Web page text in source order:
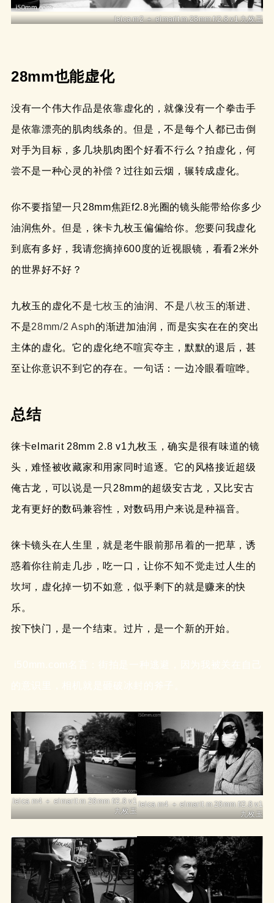
leica m2 ＋ elmarit m 28mm f/2.8 v1 九枚玉
28mm也能虚化
没有一个伟大作品是依靠虚化的，就像没有一个拳击手
是依靠漂亮的肌肉线条的。但是，不是每个人都已击倒
对手为目标，多几块肌肉图个好看不行么？拍虚化，何
尝不是一种心灵的补偿？过往如云烟，辗转成虚化。
你不要指望一只28mm焦距f2.8光圈的镜头能带给你多少
油润焦外。但是，徕卡九枚玉偏偏给你。您要问我虚化
到底有多好，我请您摘掉600度的近视眼镜，看看2米外
的世界好不好？
九枚玉的虚化不是七枚玉 的油润、不是 八枚玉 的渐进、
不是28mm/2 Asph的渐进加油润，而是实实在在的突出
主体的虚化。它的虚化绝不喧宾夺主，默默的退后，甚
至让你意识不到它的存在。一句话：一边冷眼看喧哗。
总结
徕卡elmarit 28mm 2.8 v1九枚玉，确实是很有味道的镜
头，难怪被收藏家和用家同时追逐。它的风格接近超级
俺古龙，可以说是一只28mm的超级安古龙，又比安古
龙有更好的数码兼容性，对数码用户来说是种福音。
徕卡镜头在人生里，就是老牛眼前那吊着的一把草，诱
惑着你往前走几步，吃一口，让你不知不觉走过人生的
坎坷，虚化掉一切不如意，似乎剩下的就是赚来的快
乐。
按下快门，是一个结束。过片，是一个新的开始。
leica m4 ＋ elmarit m 28mm f/2.8 v1
九枚玉
leica m4 ＋ elmarit m 28mm f/2.8 v1
九枚玉